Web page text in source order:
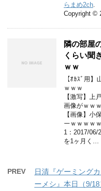
らまめ2ch
Copyright ©
隣の部屋
くらい聞
ｗｗ
【ｵｶｽﾞ用
ｗｗｗ
【激写】上
画像がｗｗ
【画像】小
ーｗｗｗｗ
1：2017/06/
を1ヶ月く…
PREV
日清『ゲーミング
ーメシ』本日（9/